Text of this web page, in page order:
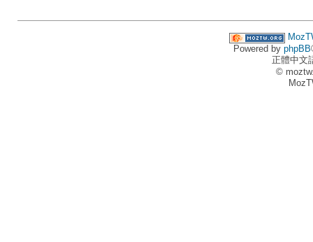
Powered by phpBB
正體中文
©